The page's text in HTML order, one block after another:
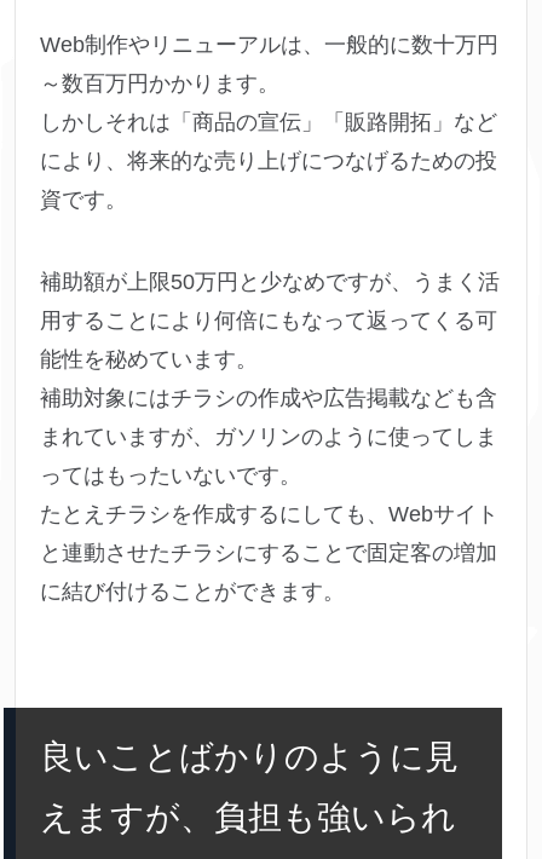
Web制作やリニューアルは、一般的に数十万円
～数百万円かかります。
しかしそれは「商品の宣伝」「販路開拓」など
により、将来的な売り上げにつなげるための投
資です。
補助額が上限50万円と少なめですが、うまく活
用することにより何倍にもなって返ってくる可
能性を秘めています。
補助対象にはチラシの作成や広告掲載なども含
まれていますが、ガソリンのように使ってしま
ってはもったいないです。
たとえチラシを作成するにしても、Webサイト
と連動させたチラシにすることで固定客の増加
に結び付けることができます。
良いことばかりのように見
えますが、負担も強いられ